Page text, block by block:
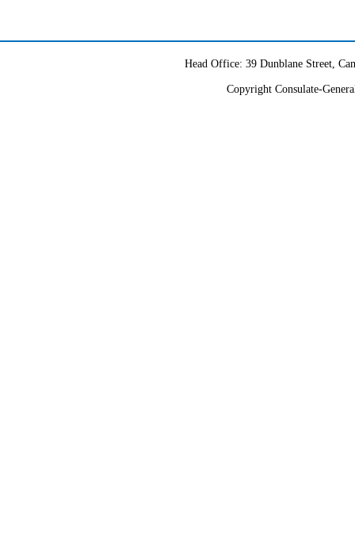
Head Office: 39 Dunblane Street,
Copyright Consulate-